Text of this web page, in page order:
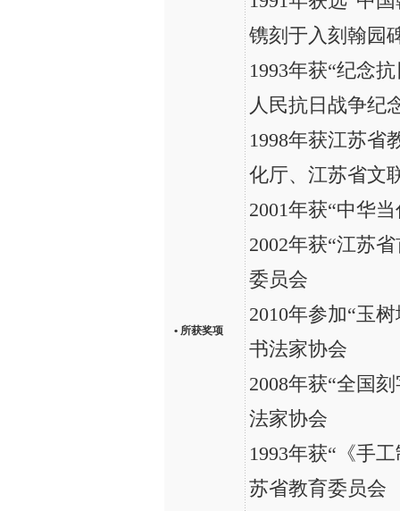
• 所获奖项
镌刻于入刻翰园
1993年获“纪念
人民抗日战争纪
1998年获江苏省
化厅、江苏省文
2001年获“中华
2002年获“江苏
委员会
2010年参加“玉
书法家协会
2008年获“全国
法家协会
1993年获“《手
苏省教育委员会